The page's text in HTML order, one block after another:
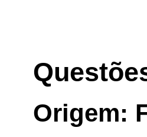
Origem: